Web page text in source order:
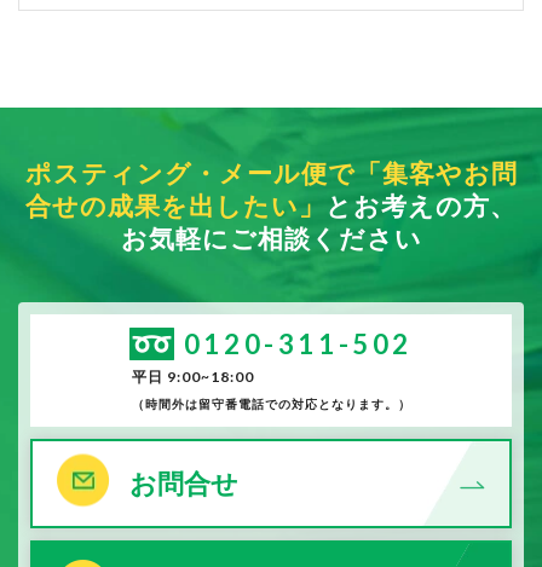
ポスティング・メール便で「集客やお問
合せの成果を出したい」 とお考えの方、
お気軽にご相談ください
0120-311-502
平日 9:00~18:00
（時間外は留守番電話での対応となります。）
お問合せ